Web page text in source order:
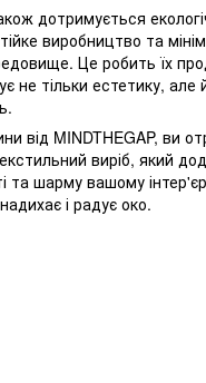
дотримується
виробництво та
Це робить їх
не тільки естетику, але
від MINDTHEGAP, ви
виріб, який
та шарму вашому
і радує око.